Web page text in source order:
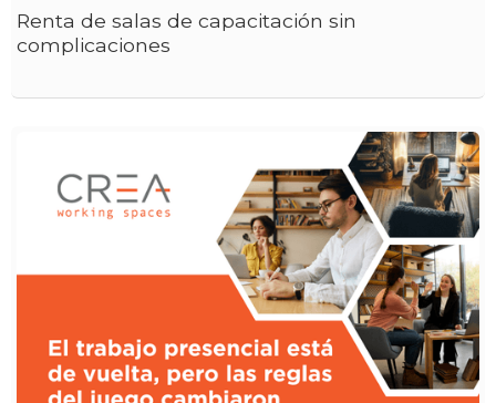
Renta de salas de capacitación sin
complicaciones